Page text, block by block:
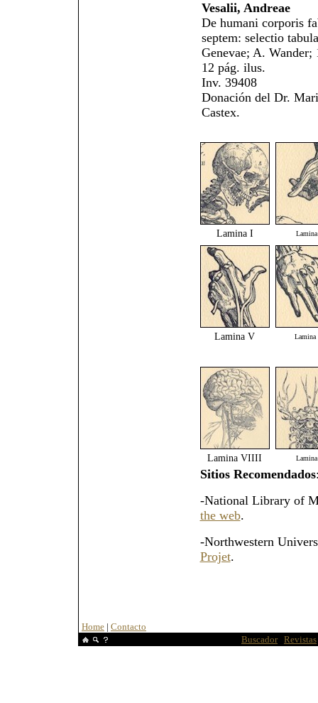
Vesalii, Andreae
De humani corporis
septem: selectio
Genevae; A. Wander;
12 pág. ilus.
Inv. 39408
Donación del Dr.
Castex.
Lamina I
Lamina V Lamina
Lamina VIIII
Sitios Recomendados
-National Library of
the web.
-Northwestern
Projet.
Home | Contacto
Buscador| Revistas